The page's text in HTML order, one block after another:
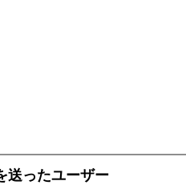
送ったユーザー